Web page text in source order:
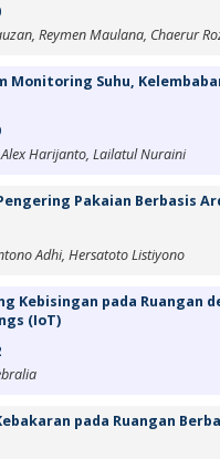
Reymen Maulana, Chaerur
Monitoring Suhu,
Harijanto, Lailatul Nuraini
Pakaian Berbasis
Adhi, Hersatoto Listiyono
Kebisingan pada Ruangan
(IoT)
pada Ruangan